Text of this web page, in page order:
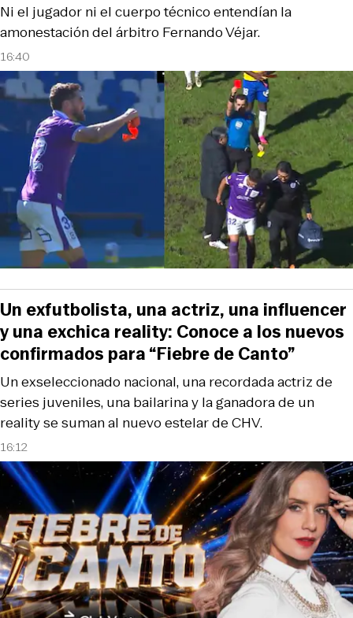
16:40
Ni el jugador ni el cuerpo técnico entendían la
amonestación del árbitro Fernando Véjar.
16:12
Un exseleccionado nacional, una recordada actriz de
series juveniles, una bailarina y la ganadora de un
reality se suman al nuevo estelar de CHV.
Un exfutbolista, una actriz, una influencer
y una exchica reality: Conoce a los nuevos
confirmados para “Fiebre de Canto”